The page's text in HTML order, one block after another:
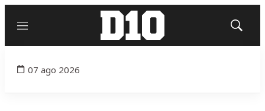
Menú
Mostrar
07 ago 2026